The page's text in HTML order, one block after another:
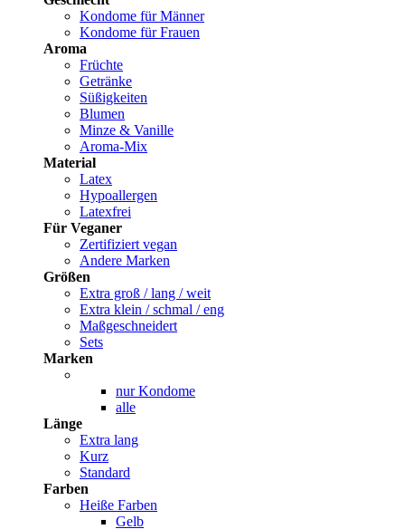
Kondome für Männer
Kondome für Frauen
Aroma
Früchte
Getränke
Süßigkeiten
Blumen
Minze & Vanille
Aroma-Mix
Material
Latex
Hypoallergen
Latexfrei
Für Veganer
Zertifiziert vegan
Andere Marken
Größen
Extra groß / lang / weit
Extra klein / schmal / eng
Maßgeschneidert
Sets
Marken
nur Kondome
alle
Länge
Extra lang
Kurz
Standard
Farben
Heiße Farben
Gelb